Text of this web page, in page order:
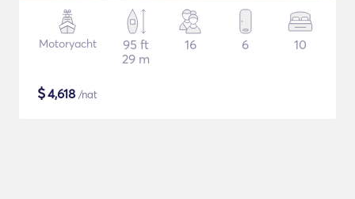
Motoryacht
95 ft
29 m
16 6 10
$4,618 /nat